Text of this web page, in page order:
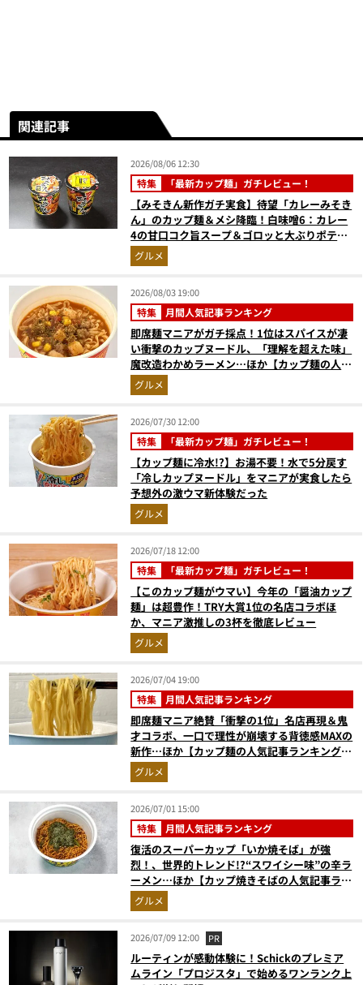
関連記事
2026/08/06 12:30
特集 「最新カップ麺」ガチレビュー！
【みそきん新作ガチ実食】待望「カレーみそき
ん」のカップ麺＆メシ降臨！白味噌6：カレー
4の甘口コク旨スープ＆ゴロッと大ぶりポテト
に歓喜
グルメ
2026/08/03 19:00
特集 月間人気記事ランキング
即席麺マニアがガチ採点！1位はスパイスが凄
い衝撃のカップヌードル、「理解を超えた味」
魔改造わかめラーメン…ほか【カップ麺の人気
記事ランキングベスト3】（2026年6月版）
グルメ
2026/07/30 12:00
特集 「最新カップ麺」ガチレビュー！
【カップ麺に冷水!?】お湯不要！水で5分戻す
「冷しカップヌードル」をマニアが実食したら
予想外の激ウマ新体験だった
グルメ
2026/07/18 12:00
特集 「最新カップ麺」ガチレビュー！
【このカップ麺がウマい】今年の「醤油カップ
麺」は超豊作！TRY大賞1位の名店コラボほ
か、マニア激推しの3杯を徹底レビュー
グルメ
2026/07/04 19:00
特集 月間人気記事ランキング
即席麺マニア絶賛「衝撃の1位」名店再現＆鬼
才コラボ、一口で理性が崩壊する背徳感MAXの
新作…ほか【カップ麺の人気記事ランキングベ
スト3】（2026年5月版）
グルメ
2026/07/01 15:00
特集 月間人気記事ランキング
復活のスーパーカップ「いか焼そば」が強
烈！、世界的トレンド!?“スワイシー味”の辛ラ
ーメン…ほか【カップ焼きそばの人気記事ラン
キングベスト3】（2026年5月版）
グルメ
2026/07/09 12:00 PR
ルーティンが感動体験に！Schickのプレミア
ムライン「プロジスタ」で始めるワンランク上